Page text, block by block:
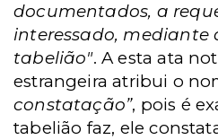
documentados, a
interessado,
tabelião". A esta ata
estrangeira atribui o
constatação”, pois é
tabelião faz, ele